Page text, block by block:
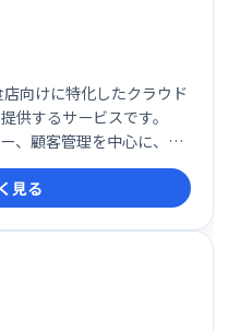
向けに特化したクラウド
供するサービスです。
、顧客管理を中心に、あ
一元的に管理すること
上を実現します。柔軟性
ト体制により、小規模な
トランチェーンまで幅広
見る